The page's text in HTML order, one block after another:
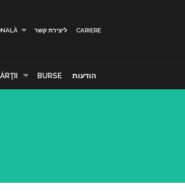
ליצירת קשר CARIERE
BURSE הודעות